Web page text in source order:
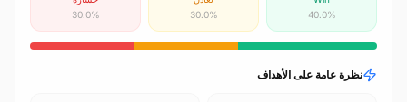
40.0%
30.0%
30.0%
نظرة عامة على الأهداف